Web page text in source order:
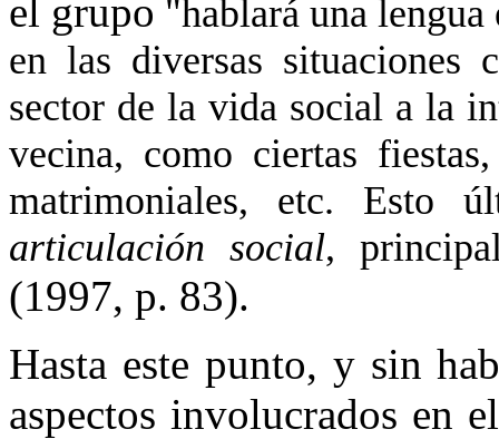
el grupo "hablará una
en las diversas situaciones
sector de la vida social a la
vecina, como ciertas
matrimoniales, etc. Esto
articulación social,
(1997, p. 83).
Hasta este punto, y sin
aspectos involucrados en